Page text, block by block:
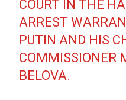
COURT IN THE
ARREST
PUTIN AND HIS
COMMISSIONER
BELOVA.